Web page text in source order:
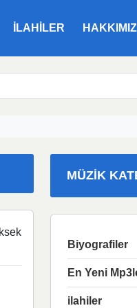
ILAHILER
MÜZIK
Biyografiler
En Yeni
ilahiler